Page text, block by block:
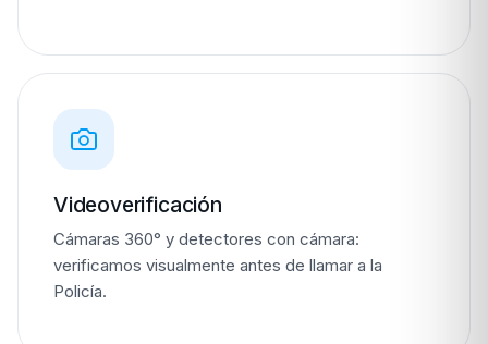
Videoverificación
Cámaras 360° y detectores con cámara:
verificamos visualmente antes de llamar a la
Policía.